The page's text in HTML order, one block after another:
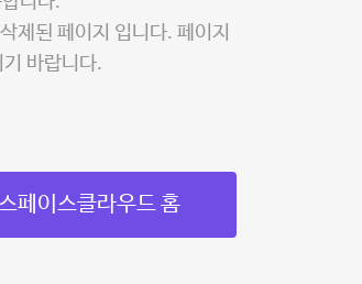
제된 페이지 입니다. 페이지
바랍니다.
페이스클라우드 홈